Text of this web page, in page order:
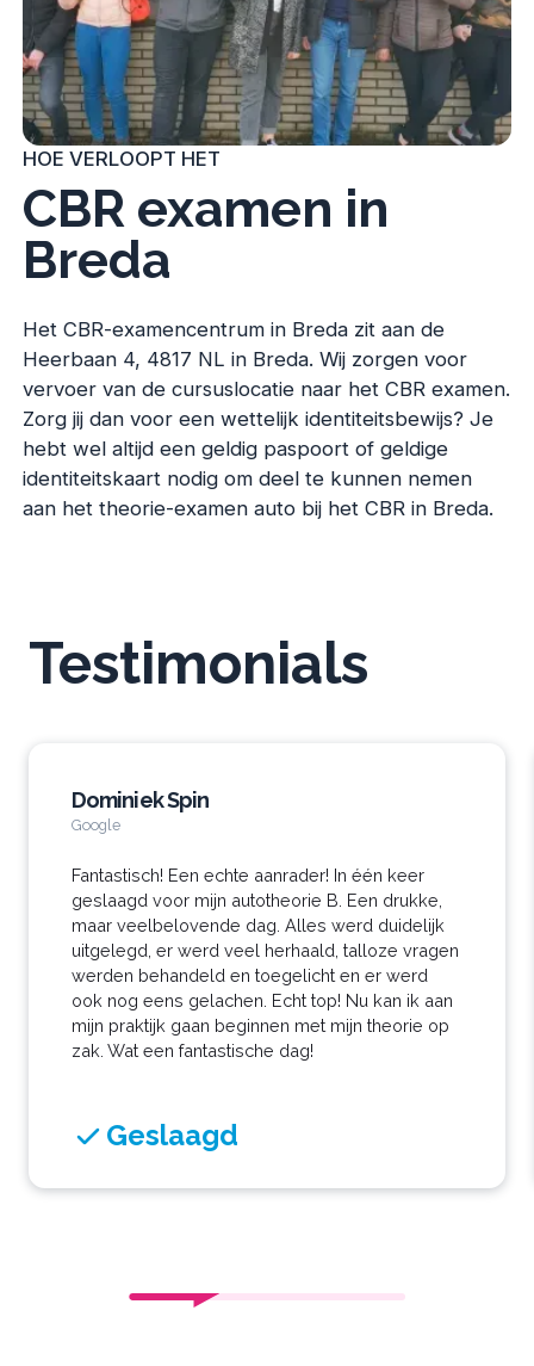
HOE VERLOOPT HET
CBR examen in
Breda
Het CBR-examencentrum in Breda zit aan de
Heerbaan 4, 4817 NL in Breda. Wij zorgen voor
vervoer van de cursuslocatie naar het CBR examen.
Zorg jij dan voor een wettelijk identiteitsbewijs? Je
hebt wel altijd een geldig paspoort of geldige
identiteitskaart nodig om deel te kunnen nemen
aan het theorie-examen auto bij het CBR in Breda.
Testimonials
Dominiek Spin
Google
Fantastisch! Een echte aanrader! In één keer
geslaagd voor mijn autotheorie B. Een drukke,
maar veelbelovende dag. Alles werd duidelijk
uitgelegd, er werd veel herhaald, talloze vragen
werden behandeld en toegelicht en er werd
ook nog eens gelachen. Echt top! Nu kan ik aan
mijn praktijk gaan beginnen met mijn theorie op
zak. Wat een fantastische dag!
Geslaagd